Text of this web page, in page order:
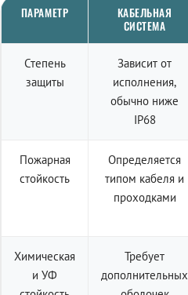
ПАРАМЕТР
КАБЕЛЬНАЯ
СИСТЕМА
Степень
защиты
Зависит от
исполнения,
обычно ниже
IP68
Пожарная
стойкость
Определяется
типом кабеля и
проходками
Химическая
и УФ
Требует
дополнительных